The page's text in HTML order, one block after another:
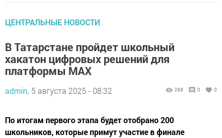
ЦЕНТРАЛЬНЫЕ НОВОСТИ
В Татарстане пройдет школьный
хакатон цифровых решений для
платформы MAX
admin, 5 августа 2025 - 08:32 268 0 0
По итогам первого этапа будет отобрано 200
школьников, которые примут участие в финале